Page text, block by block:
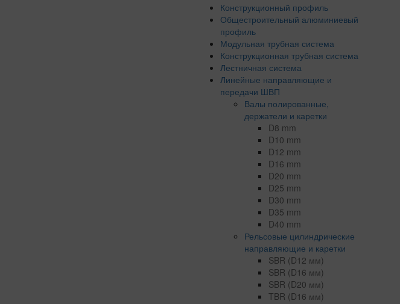
Конструкционный профиль
Общестроительный алюминиевый
профиль
Модульная трубная система
Конструкционная трубная система
Лестничная система
Линейные направляющие и
передачи ШВП
Валы полированные,
держатели и каретки
D8 mm
D10 mm
D12 mm
D16 mm
D20 mm
D25 mm
D30 mm
D35 mm
D40 mm
Рельсовые цилиндрические
направляющие и каретки
SBR (D12 мм)
SBR (D16 мм)
SBR (D20 мм)
TBR (D16 мм)